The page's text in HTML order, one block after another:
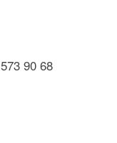
90 68